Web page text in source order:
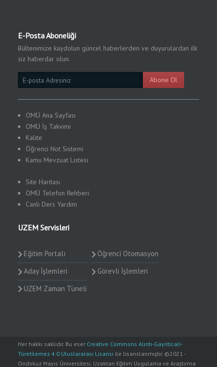
E-Posta Aboneliği
Bültenimize kaydolun güncel haberlerden ve duyurulardan ilk
siz haberdar olun.
Email
Subscription Abone Ol
OMÜ Ana Sayfası
OMÜ İş Takvimi
Kalite
Öğrenci Not Sistemi
Kamu Mevzuat Listesi
Site Haritası
OMÜ Telefon Rehberi
Canlı Ders Yardım
UZEM Servisleri
Eğitim Portalı
Aday İşlemleri
UZEM Zaman Tüneli
Öğrenci Otomasyon
Görevli İşlemleri
Her hakkı saklıdır. Bu eser Creative Commons Alıntı-Gayriticari-
Türetilemez 4.0 Uluslararası Lisansı ile lisanslanmıştır. ©2021 -
Ondokuz Mayıs Üniversitesi, Uzaktan Eğitim Uygulama ve Araştırma